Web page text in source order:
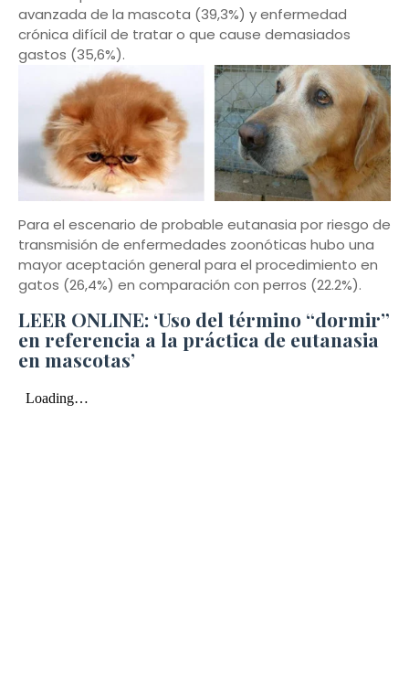
avanzada de la mascota (39,3%) y enfermedad
crónica difícil de tratar o que cause demasiados
gastos (35,6%).
Para el escenario de probable eutanasia por riesgo de
transmisión de enfermedades zoonóticas hubo una
mayor aceptación general para el procedimiento en
gatos (26,4%) en comparación con perros (22.2%).
LEER ONLINE: ‘Uso del término “dormir”
en referencia a la práctica de eutanasia
en mascotas’